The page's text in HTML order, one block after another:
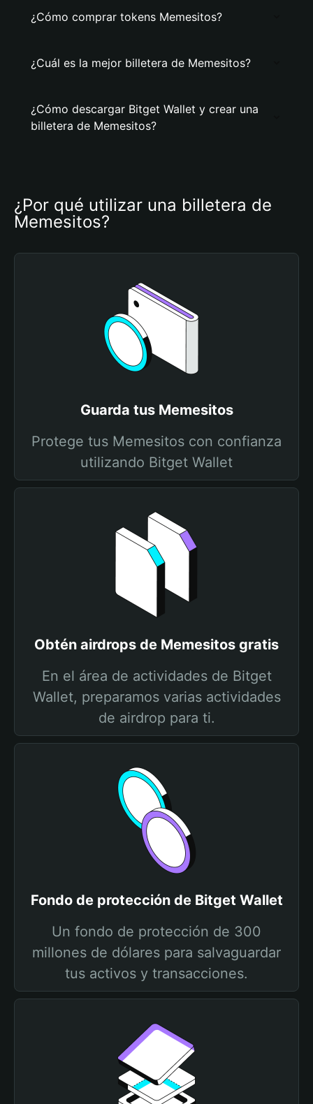
¿Cómo comprar tokens Memesitos?
¿Cuál es la mejor billetera de Memesitos?
¿Cómo descargar Bitget Wallet y crear una
billetera de Memesitos?
¿Por qué utilizar una billetera de
Memesitos?
Guarda tus Memesitos
Protege tus Memesitos con confianza
utilizando Bitget Wallet
Obtén airdrops de Memesitos gratis
En el área de actividades de Bitget
Wallet, preparamos varias actividades
de airdrop para ti.
Fondo de protección de Bitget Wallet
Un fondo de protección de 300
millones de dólares para salvaguardar
tus activos y transacciones.